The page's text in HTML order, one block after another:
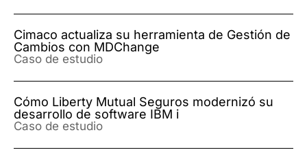
Cimaco actualiza su herramienta de Gestión de
Cambios con MDChange
Caso de estudio
Cómo Liberty Mutual Seguros modernizó su
desarrollo de software IBM i
Caso de estudio